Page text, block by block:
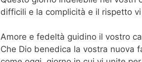
difficili e la complicità e il rispetto
Amore e fedeltà guidino il vostro
Che Dio benedica la vostra nuova